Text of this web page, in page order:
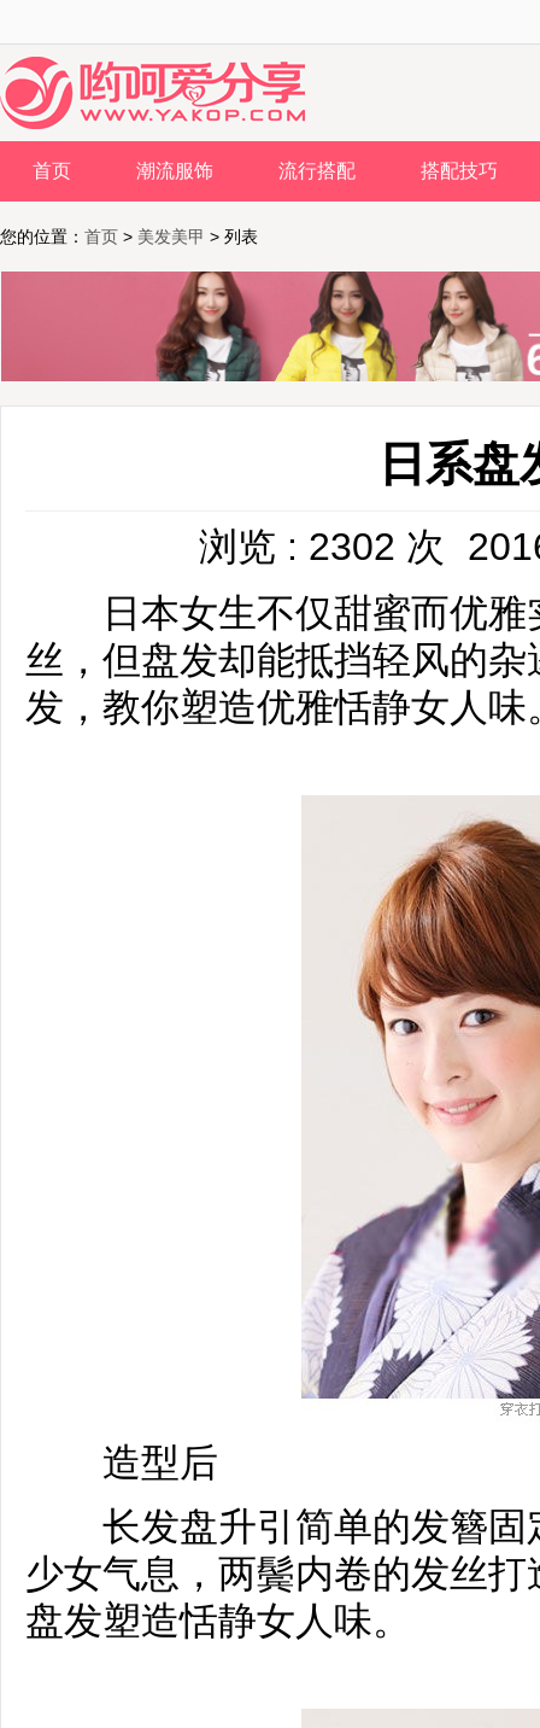
首页 潮流服饰 流行搭配 搭配技巧
您的位置： 首页 > 美发美甲 > 列表
日系盘
浏览 : 2302 次
日本女生不仅甜蜜而优雅
丝，但盘发却能抵挡轻风的
发，教你塑造优雅恬静女人味
造型后
长发盘升引简单的发簪固
少女气息，两鬓内卷的发丝
盘发塑造恬静女人味。